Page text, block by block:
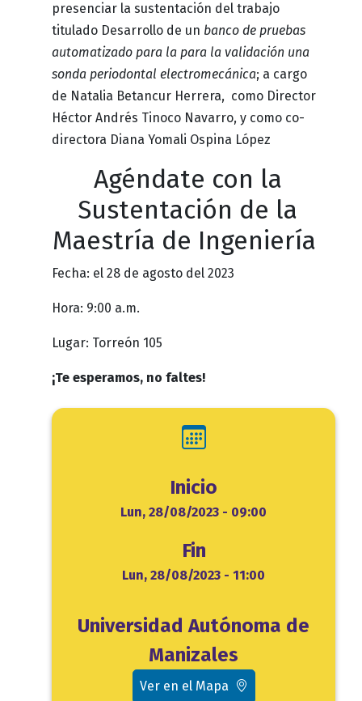
presenciar la sustentación del trabajo
titulado Desarrollo de un banco de pruebas
automatizado para la para la validación una
sonda periodontal electromecánica; a cargo
de Natalia Betancur Herrera, como Director
Héctor Andrés Tinoco Navarro, y como co-
directora Diana Yomali Ospina López
Agéndate con la
Sustentación de la
Maestría de Ingeniería
Fecha: el 28 de agosto del 2023
Hora: 9:00 a.m.
Lugar: Torreón 105
¡Te esperamos, no faltes!
Inicio
Lun, 28/08/2023 - 09:00
Fin
Lun, 28/08/2023 - 11:00
Ubicación
Universidad Autónoma de
Manizales
Ver en el Mapa